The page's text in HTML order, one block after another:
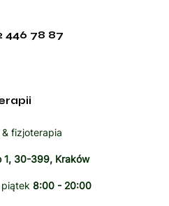
446 78 87
& fizjoterapia
1, 30-399, Kraków
piątek 8:00 - 20:00